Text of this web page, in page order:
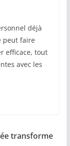
déjà
peut faire
efficace, tout
avec les
transforme